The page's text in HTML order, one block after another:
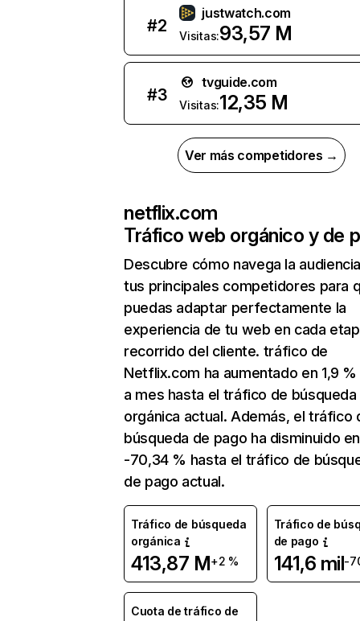
#2
justwatch.com
Visitas:93,57 M
#3
tvguide.com
Visitas:12,35 M
Ver más competidores →
netflix.com
Tráfico web orgánico y de
Descubre cómo navega la
tus principales competidores para
puedas adaptar perfectamente la
experiencia de tu web en cada
recorrido del cliente. tráfico de
Netflix.com ha aumentado en 1,9
a mes hasta el tráfico de búsqueda
orgánica actual. Además, el tráfico
búsqueda de pago ha disminuido en
-70,34 % hasta el tráfico de
de pago actual.
Tráfico de búsqueda
orgánica
413,87 M+2 %
Tráfico de
de pago
141,6 mil-
Cuota de tráfico de